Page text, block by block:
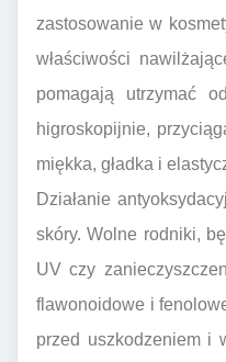
zastosowanie w
właściwości
pomagają utrzymać
higroskopijnie,
miękka, gładka i
Działanie
skóry. Wolne rodniki,
UV czy
flawonoidowe i
przed uszkodzeniem i